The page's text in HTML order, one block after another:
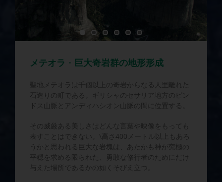
メテオラ ・ 巨大奇岩群の地形形成
聖地メテオラは千個以上の奇岩からなる人里離れた
石造りの町である。ギリシャのセサリア地方のピン
ドス山脈とアンディハシオン山脈の間に位置する。
その威厳ある美しさはどんな言葉や映像をもっても
表すことはできない。\高さ400メートル以上もあろ
うかと思われる巨大な岩塊は、あたかも神が究極の
平穏を求める限られた、勇敢な修行者のためにだけ
与えた場所であるかの如くそびえ立つ。